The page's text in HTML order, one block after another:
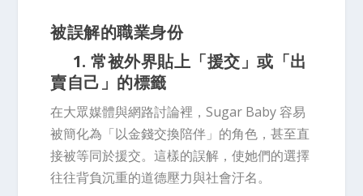
被誤解的職業身份
1. 常被外界貼上「援交」或「出
賣自己」的標籤
在大眾媒體與網路討論裡，Sugar Baby 容易
被簡化為「以金錢交換陪伴」的角色，甚至直
接被等同於援交。這樣的誤解，使她們的選擇
往往背負沉重的道德壓力與社會汙名。